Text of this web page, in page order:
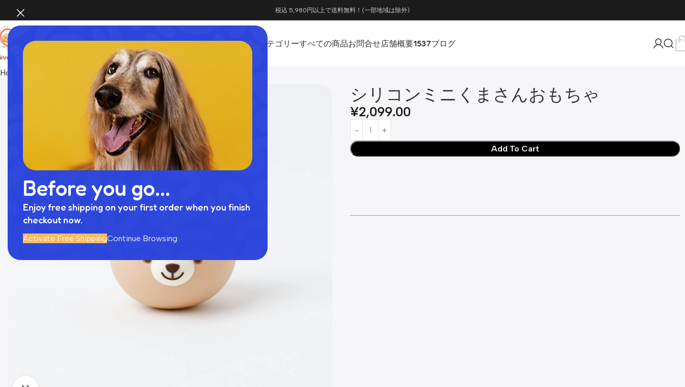
Before you go...
Enjoy free shipping on your first order when you finish
checkout now.
Activate Free ShippingContinue Browsing
税込 5,980円以上で送料無料！(一部地域は除外)
ホーム カテゴリーすべての商品お問合せ店舗概要1537ブログ
Home シリコンミニくまさんおもちゃ
シリコンミニくまさんおもちゃ
¥2,099.00
Add To Cart